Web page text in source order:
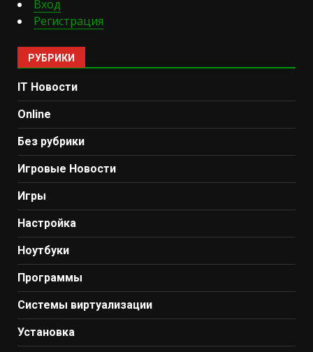
Вход
Регистрация
РУБРИКИ
IT Новости
Online
Без рубрики
Игровые Новости
Игры
Настройка
Ноутбуки
Программы
Системы виртуализации
Установка